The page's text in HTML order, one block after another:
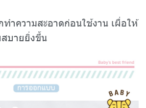
ทำความสะอาดก่อนใช้งาน เผื่อให้
บายยิ่งขึ้น